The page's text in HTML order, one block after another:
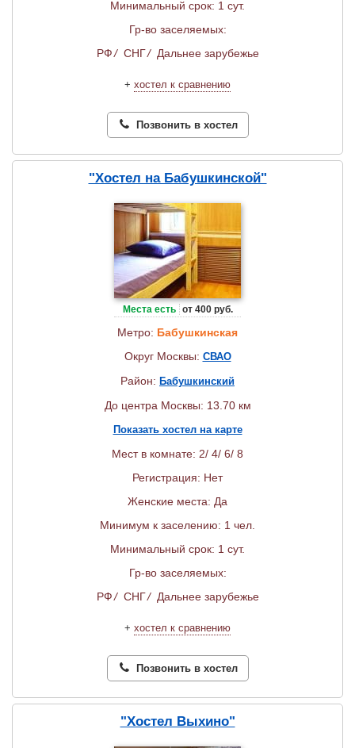
Минимальный срок: 1 сут.
Гр-во заселяемых:
РФ/ СНГ/ Дальнее зарубежье
+ хостел к сравнению
Позвонить в хостел
"Хостел на Бабушкинской"
Места есть от 400 руб.
Метро: Бабушкинская
Округ Москвы: СВАО
Район: Бабушкинский
До центра Москвы: 13.70 км
Показать хостел на карте
Мест в комнате: 2/ 4/ 6/ 8
Регистрация: Нет
Женские места: Да
Минимум к заселению: 1 чел.
Минимальный срок: 1 сут.
Гр-во заселяемых:
РФ/ СНГ/ Дальнее зарубежье
+ хостел к сравнению
Позвонить в хостел
"Хостел Выхино"